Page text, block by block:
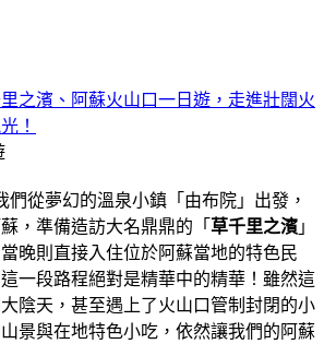
之濱、阿蘇火山口一日遊，走進壯闊火
！
們從夢幻的溫泉小鎮「由布院」出發，
，準備造訪大名鼎鼎的「 草千里之濱 」
當晚則直接入住位於阿蘇當地的特色民
一段路程絕對是精華中的精華！雖然這
陰天，甚至遇上了火山口管制封閉的小
景與在地特色小吃，依然讓我們的阿蘇